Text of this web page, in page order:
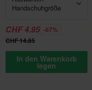
Handschuhgröße
CHF 4.95 -67%
CHF 14.85
In den Warenkorb
legen